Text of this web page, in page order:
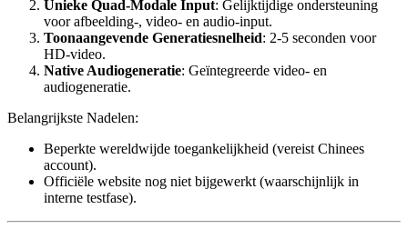
Unieke Quad-Modale Input: Gelijktijdige ondersteuning
voor afbeelding-, video- en audio-input.
Toonaangevende Generatiesnelheid: 2-5 seconden voor
HD-video.
Native Audiogeneratie: Geïntegreerde video- en
audiogeneratie.
Belangrijkste Nadelen:
Beperkte wereldwijde toegankelijkheid (vereist Chinees
account).
Officiële website nog niet bijgewerkt (waarschijnlijk in
interne testfase).